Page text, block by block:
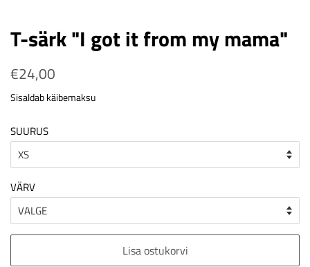
T-särk "I got it from my mama"
Tavahind
€24,00
Sisaldab käibemaksu
SUURUS
VÄRV
Lisa ostukorvi